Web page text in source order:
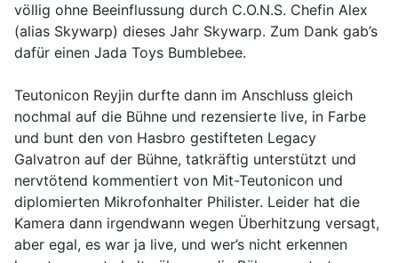
völlig ohne Beeinflussung durch C.O.N.S. Chefin Alex
(alias Skywarp) dieses Jahr Skywarp. Zum Dank gab’s
dafür einen Jada Toys Bumblebee.
Teutonicon Reyjin durfte dann im Anschluss gleich
nochmal auf die Bühne und rezensierte live, in Farbe
und bunt den von Hasbro gestifteten Legacy
Galvatron auf der Bühne, tatkräftig unterstützt und
nervtötend kommentiert von Mit-Teutonicon und
diplomierten Mikrofonhalter Philister. Leider hat die
Kamera dann irgendwann wegen Überhitzung versagt,
aber egal, es war ja live, und wer’s nicht erkennen